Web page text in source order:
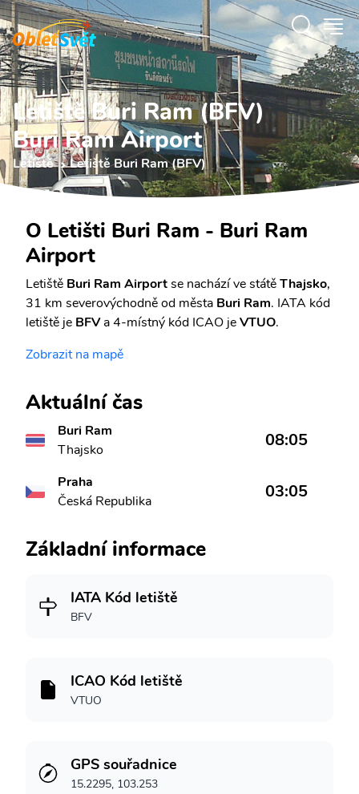
Letiště Buri Ram (BFV)
Buri Ram Airport
Letiště Letiště Buri Ram (BFV)
O Letišti Buri Ram - Buri Ram
Airport
Letiště Buri Ram Airportse nachází ve státěThajsko,
31 km severovýchodně od města Buri Ram. IATA kód
letiště je BFVa 4-místný kód ICAO jeVTUO.
Zobrazit na mapě
Aktuální čas
Buri Ram
Thajsko
08:05
Praha
Česká Republika
03:05
Základní informace
IATA Kód letiště
BFV
ICAO Kód letiště
VTUO
GPS souřadnice
15.2295, 103.253